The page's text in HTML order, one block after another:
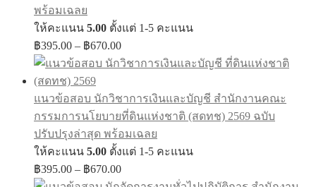
พร้อมเฉลย
ให้คะแนน 5.00 ตั้งแต่ 1-5 คะแนน
฿395.00 – ฿670.00Price
฿395.00
฿670.00
แนวข้อสอบ นักวิชาการเงินและบัญชี สำนักงานคณะ
กรรมการนโยบายที่ดินแห่งชาติ (สดทช) 2569 ฉบับ
ปรับปรุงล่าสุด พร้อมเฉลย
ให้คะแนน 5.00 ตั้งแต่ 1-5 คะแนน
฿395.00 – ฿670.00Price